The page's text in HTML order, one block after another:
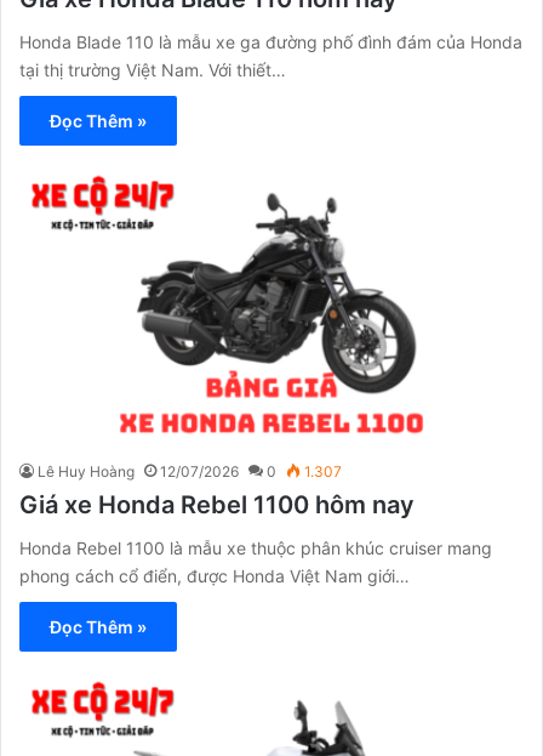
Honda Blade 110 là mẫu xe ga đường phố đình đám của Honda
tại thị trường Việt Nam. Với thiết…
Đọc Thêm »
Lê Huy Hoàng 12/07/2026 0 1.307
Giá xe Honda Rebel 1100 hôm nay
Honda Rebel 1100 là mẫu xe thuộc phân khúc cruiser mang
phong cách cổ điển, được Honda Việt Nam giới…
Đọc Thêm »